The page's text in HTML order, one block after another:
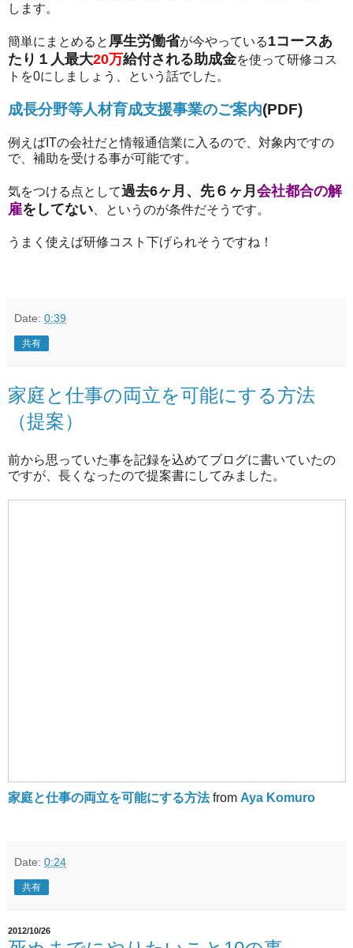
します。
簡単にまとめると 厚生労働省が今やっている1コースあ
たり１人最大20万給付される助成金を使って研修コス
トを0にしましょう、という話でした。
成長分野等人材育成支援事業のご案内(PDF)
例えばITの会社だと情報通信業に入るので、対象内ですの
で、補助を受ける事が可能です。
気をつける点として過去6ヶ月、先６ヶ月 会社都合の解
雇をしてない 、というのが条件だそうです。
うまく使えば研修コスト下げられそうですね！
Date: 0:39
共有
家庭と仕事の両立を可能にする方法
（提案）
前から思っていた事を記録を込めてブログに書いていたの
ですが、長くなったので提案書にしてみました。
家庭と仕事の両立を可能にする方法 from Aya Komuro
Date: 0:24
共有
2012/10/26